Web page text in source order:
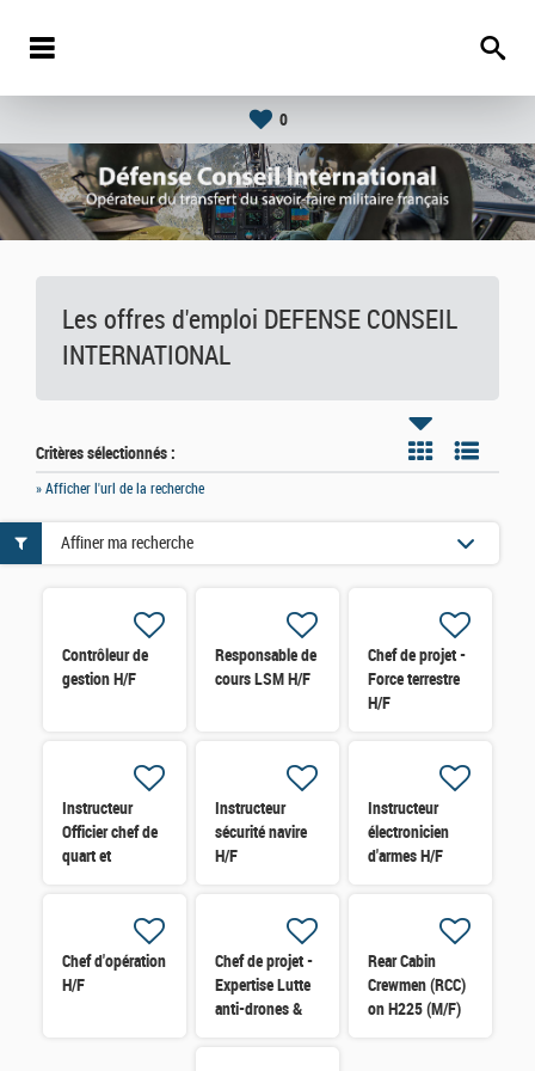
0
Les offres d'emploi DEFENSE CONSEIL
INTERNATIONAL
Critères sélectionnés :
» Afficher l'url de la recherche
Contrôleur de
gestion H/F
Responsable de
cours LSM H/F
Chef de projet -
Force terrestre
H/F
Instructeur
Officier chef de
quart et
Instructeur
sécurité navire
H/F
Instructeur
électronicien
d'armes H/F
Chef d'opération
H/F
Chef de projet -
Expertise Lutte
anti-drones &
Rear Cabin
Crewmen (RCC)
on H225 (M/F)
Affiner ma recherche